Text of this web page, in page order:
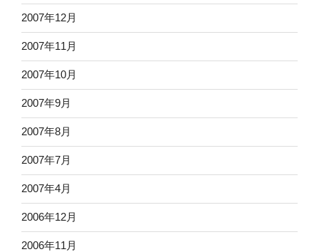
2007年12月
2007年11月
2007年10月
2007年9月
2007年8月
2007年7月
2007年4月
2006年12月
2006年11月